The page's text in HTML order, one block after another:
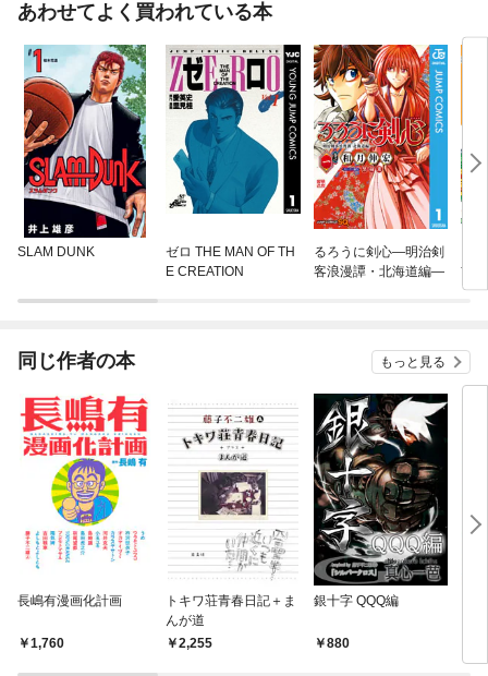
あわせてよく買われている本
SLAM DUNK
ゼロ THE MAN OF TH
E CREATION
るろうに剣心—明治剣
客浪漫譚・北海道編—
前
同じ作者の本 もっと見る
長嶋有漫画化計画
1,760
トキワ荘青春日記＋ま
んが道
2,255
銀十字 QQQ編
880